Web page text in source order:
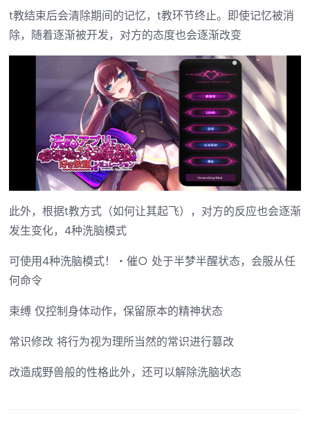
t教结束后会清除期间的记忆，t教环节终止。即使记忆被消
除，随着逐渐被开发，对方的态度也会逐渐改变
此外，根据t教方式（如何让其起飞），对方的反应也会逐渐
发生变化，4种洗脑模式
可使用4种洗脑模式！・催○ 处于半梦半醒状态，会服从任
何命令
束缚 仅控制身体动作，保留原本的精神状态
常识修改 将行为视为理所当然的常识进行篡改
改造成野兽般的性格此外，还可以解除洗脑状态